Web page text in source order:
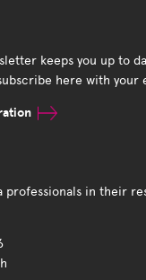
keeps you up to
here with your
professionals in their